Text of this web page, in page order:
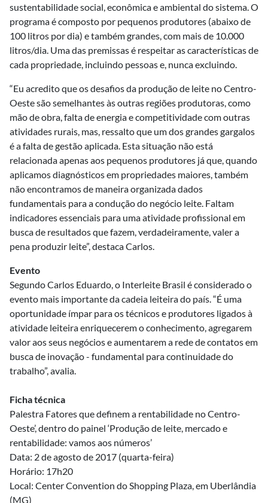
sustentabilidade social, econômica e ambiental do sistema. O
programa é composto por pequenos produtores (abaixo de
100 litros por dia) e também grandes, com mais de 10.000
litros/dia. Uma das premissas é respeitar as características de
cada propriedade, incluindo pessoas e, nunca excluindo.
“Eu acredito que os desafios da produção de leite no Centro-
Oeste são semelhantes às outras regiões produtoras, como
mão de obra, falta de energia e competitividade com outras
atividades rurais, mas, ressalto que um dos grandes gargalos
é a falta de gestão aplicada. Esta situação não está
relacionada apenas aos pequenos produtores já que, quando
aplicamos diagnósticos em propriedades maiores, também
não encontramos de maneira organizada dados
fundamentais para a condução do negócio leite. Faltam
indicadores essenciais para uma atividade profissional em
busca de resultados que fazem, verdadeiramente, valer a
pena produzir leite”, destaca Carlos.
Evento
Segundo Carlos Eduardo, o Interleite Brasil é considerado o
evento mais importante da cadeia leiteira do país. “É uma
oportunidade ímpar para os técnicos e produtores ligados à
atividade leiteira enriquecerem o conhecimento, agregarem
valor aos seus negócios e aumentarem a rede de contatos em
busca de inovação - fundamental para continuidade do
trabalho”, avalia.
Ficha técnica
Palestra Fatores que definem a rentabilidade no Centro-
Oeste’, dentro do painel ‘Produção de leite, mercado e
rentabilidade: vamos aos números’
Data: 2 de agosto de 2017 (quarta-feira)
Horário: 17h20
Local: Center Convention do Shopping Plaza, em Uberlândia
(MG)